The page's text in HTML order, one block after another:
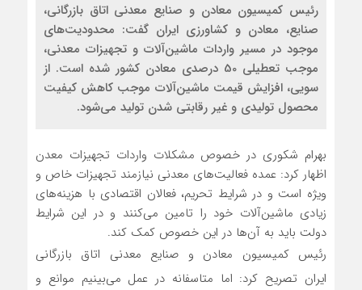
رئیس کمیسیون معادن و صنایع معدنی اتاق بازرگانی،
صنایع، معادن و کشاورزی ایران گفت: محدودیت‌های
موجود در مسیر واردات ماشین‌آلات و تجهیزات معدنی،
موجب تعطیلی 50 درصدی معادن کشور شده است. از
سویی، افزایش قیمت ماشین‌آلات موجب کاهش کیفیت
محصول تولیدی و غیر رقابتی شدن تولید می‌شود.
بهرام شکوری در خصوص مشکلات واردات تجهیزات معدن
اظهار کرد: عمده فعالیت‌های معدنی نیازمند تجهیزات خاص و
ویژه است و در شرایط تحریم، فعالان اقتصادی با هزینه‌های
زیادی ماشین‌آلات خود را تامین می‌کنند و در این شرایط
دولت باید به آن‌ها در این خصوص کمک کند.
رئیس کمیسیون معادن و صنایع معدنی اتاق بازرگانی
ایران تصریح کرد: اما متاسفانه در عمل می‌بینیم موانع و